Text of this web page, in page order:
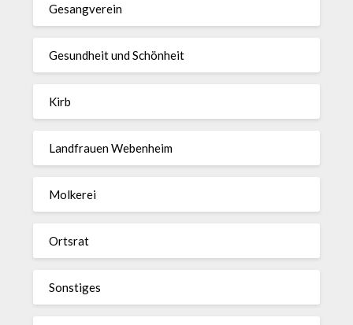
Gesangverein
Gesundheit und Schönheit
Kirb
Landfrauen Webenheim
Molkerei
Ortsrat
Sonstiges